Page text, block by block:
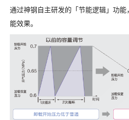
通过神钢自主研发的「节能逻辑」功
能效果。